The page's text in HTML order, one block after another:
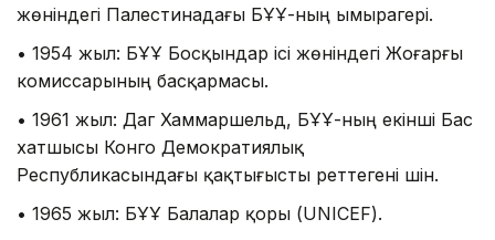
жөніндегі Палестинадағы БҰҰ-ның ымырагері.
• 1954 жыл: БҰҰ Босқындар ісі жөніндегі Жоғарғы
комиссарының басқармасы.
• 1961 жыл: Даг Хаммаршельд, БҰҰ-ның екінші Бас
хатшысы Конго Демократиялық
Республикасындағы қақтығысты реттегені үшін.
• 1965 жыл: БҰҰ Балалар қоры (UNICEF).